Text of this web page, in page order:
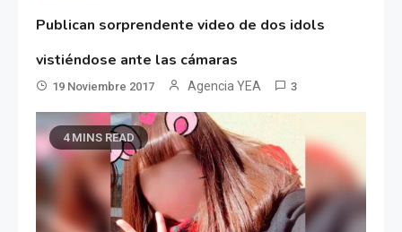
Publican sorprendente video de dos idols
vistiéndose ante las cámaras
19 Noviembre 2017 Agencia YEA 3
4 MINS READ